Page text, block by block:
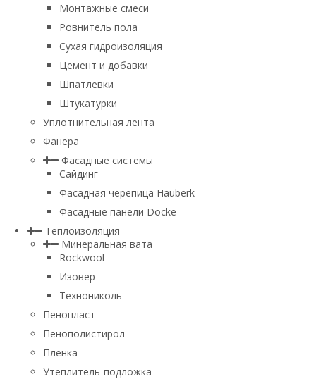
Монтажные смеси
Ровнитель пола
Сухая гидроизоляция
Цемент и добавки
Шпатлевки
Штукатурки
Уплотнительная лента
Фанера
Фасадные системы
Сайдинг
Фасадная черепица Hauberk
Фасадные панели Docke
Теплоизоляция
Минеральная вата
Rockwool
Изовер
Технониколь
Пенопласт
Пенополистирол
Пленка
Утеплитель-подложка